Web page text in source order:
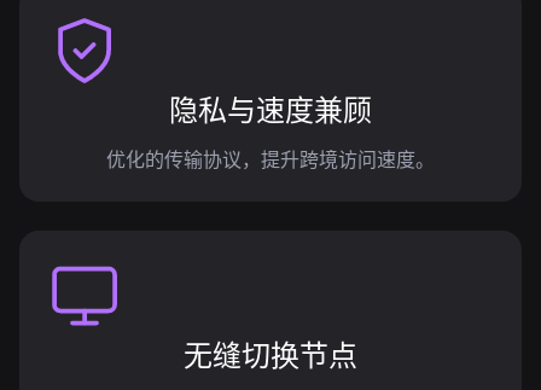
隐私与速度兼顾
优化的传输协议，提升跨境访问速度。
无缝切换节点